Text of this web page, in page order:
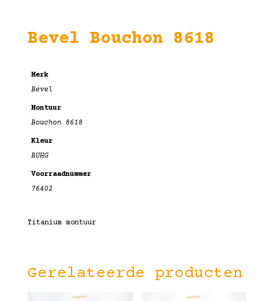
Bevel Bouchon 8618
Merk
Bevel
Montuur
Bouchon 8618
Kleur
BUHG
Voorraadnummer
76402
Titanium montuur
Gerelateerde producten